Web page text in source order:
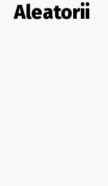
Aleatorii